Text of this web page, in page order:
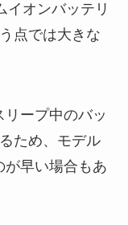
イオンバッテリ
点では大きな
ープ中のバッ
ため、モデル
が早い場合もあ